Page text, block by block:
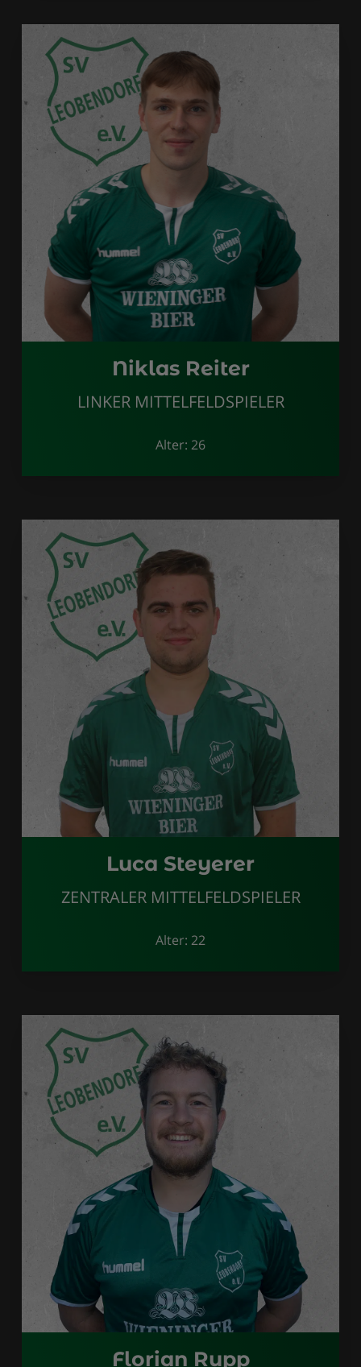
Niklas Reiter
LINKER MITTELFELDSPIELER
Alter: 26
Luca Steyerer
ZENTRALER MITTELFELDSPIELER
Alter: 22
Florian Rupp